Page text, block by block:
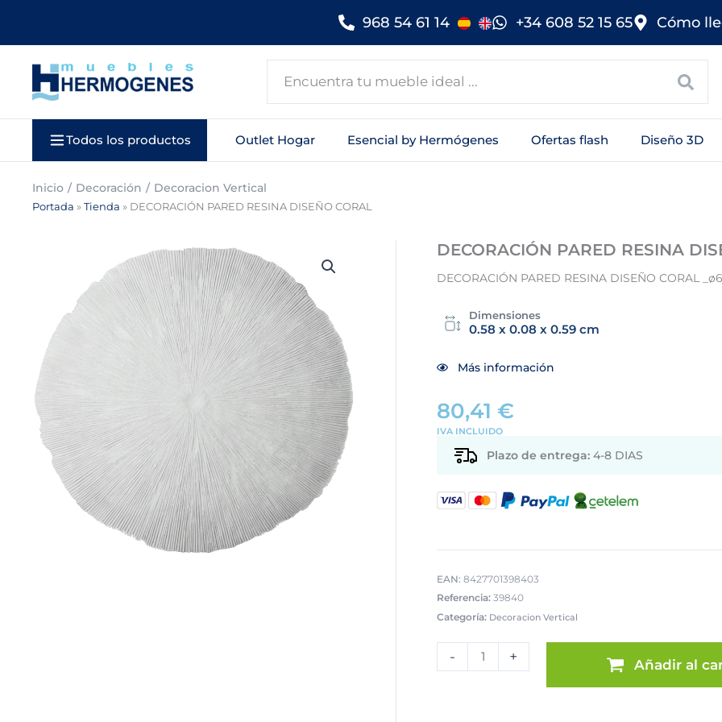
contenido
968 54 61 14 +34 608 52 15 65 Cómo
Todos los productos Outlet Hogar Esencial by Hermógenes Ofertas flash Diseño 3D
Inicio Decoración Decoracion Vertical
Portada » Tienda » DECORACIÓN PARED RESINA DISEÑO CORAL
DECORACIÓN PARED RESINA
DECORACIÓN PARED RESINA DISEÑO CORAL
Dimensiones
0.58 x 0.08 x 0.59 cm
Más información
80,41 €
IVA INCLUIDO
Plazo de entrega:4-8 DIAS
EAN: 8427701398403
Referencia: 39840
Categoría: Decoracion Vertical
-
RESINA
+ Añadir al